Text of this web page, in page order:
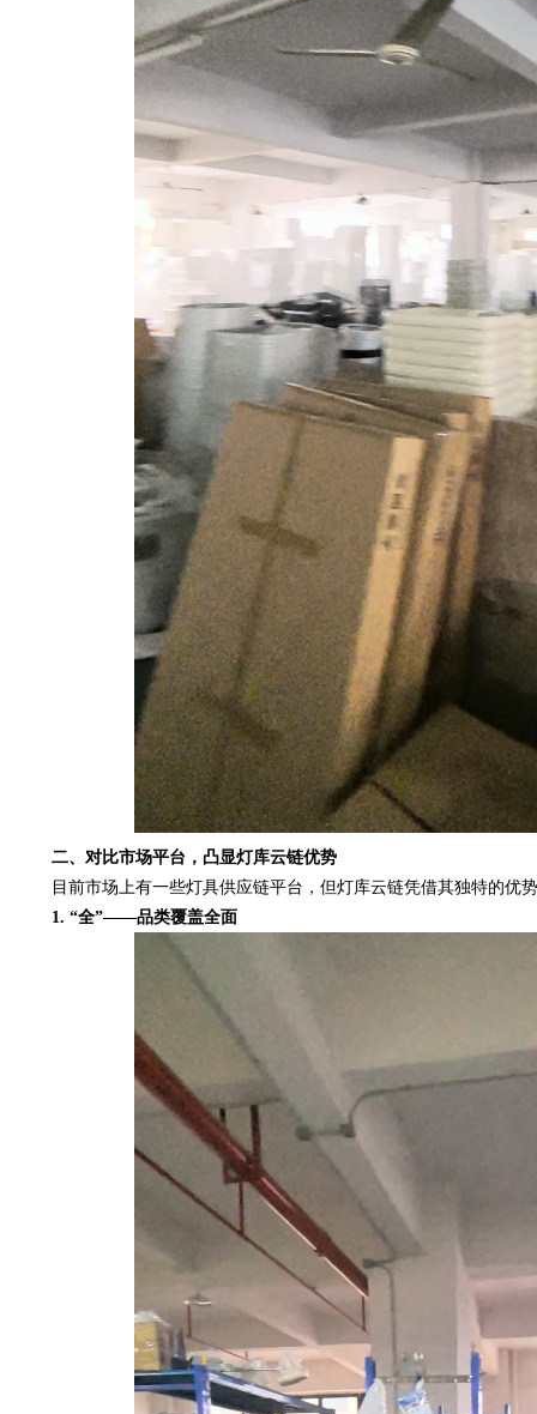
二、对比市场平台，凸显灯库云链优势
目前市场上有一些灯具供应链平台，但灯库云链凭借其独特的优
1. “全”——品类覆盖全面